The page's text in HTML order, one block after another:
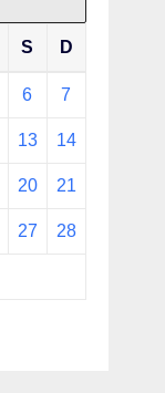
S D
6 7
13 14
20 21
27 28